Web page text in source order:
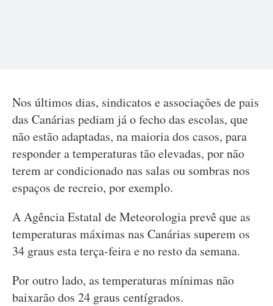
Nos últimos dias, sindicatos e associações de pais
das Canárias pediam já o fecho das escolas, que
não estão adaptadas, na maioria dos casos, para
responder a temperaturas tão elevadas, por não
terem ar condicionado nas salas ou sombras nos
espaços de recreio, por exemplo.
A Agência Estatal de Meteorologia prevê que as
temperaturas máximas nas Canárias superem os
34 graus esta terça-feira e no resto da semana.
Por outro lado, as temperaturas mínimas não
baixarão dos 24 graus centígrados.